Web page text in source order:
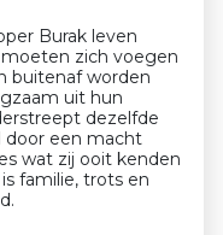
Burak leven
zich voegen
buitenaf worden
uit hun
dezelfde
door een macht
wat zij ooit kenden
familie, trots en